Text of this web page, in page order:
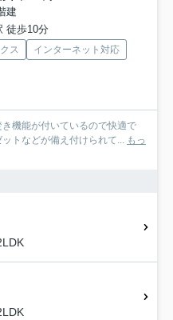
建
徒歩10分
ス
インターネット対応
機能が付いているので快適で
トなどが備え付けられて... もっ